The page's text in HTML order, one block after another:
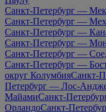
Санкт-Петербург —
Санкт-Петербург —
Санкт-Петербург —
Санкт-Петербург —
Санкт-Петербург —
Санкт-Петербург —
округ КолумбияСанкт-
Петербург — Лос-
МайамиСанкт-
ОрландоСанкт-